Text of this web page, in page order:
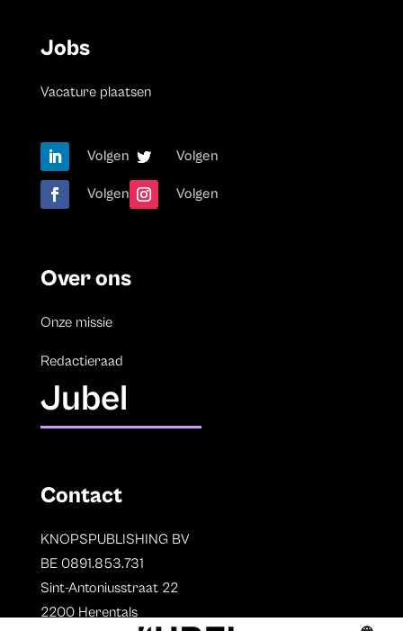
Jobs
Vacature plaatsen
Volgen Volgen
Volgen Volgen
Over ons
Onze missie
Redactieraad
Jubel
Contact
KNOPSPUBLISHING BV
BE 0891.853.731
Sint-Antoniusstraat 22
2200 Herentals